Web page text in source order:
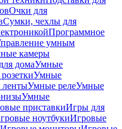
Очки для
Сумки, чехлы для
Программное
умным
камеры
домаУмные
Умные
лентыУмные релеУмные
Умные
приставкиИгры для
ноутбукиИгровые